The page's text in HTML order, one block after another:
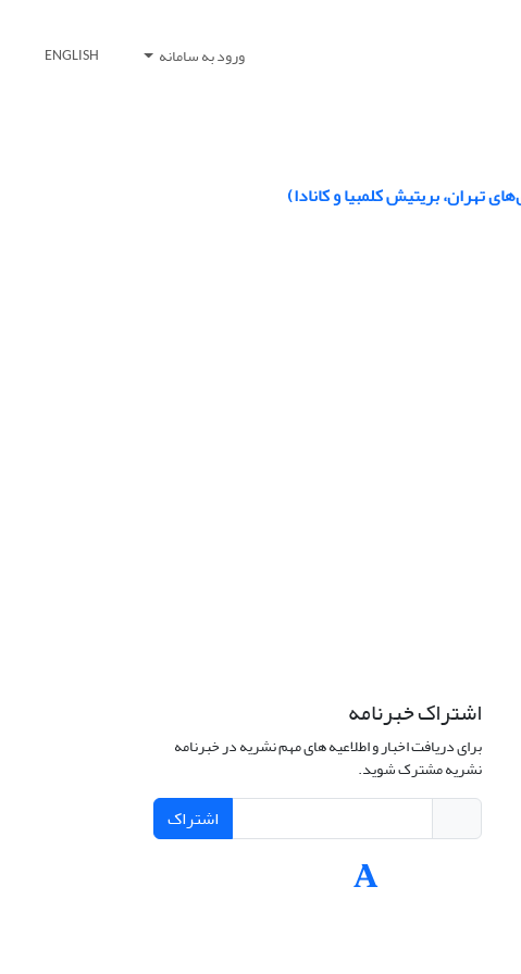
ورود به سامانه ENGLISH
تهران، بریتیش کلمبیا و کانادا)
اشتراک خبرنامه
برای دریافت اخبار و اطلاعیه های مهم نشریه در خبرنامه
نشریه مشترک شوید.
اشتراک